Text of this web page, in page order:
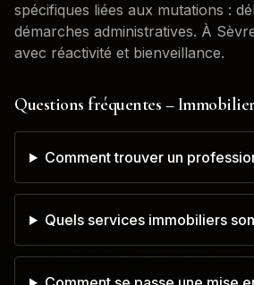
spécifiques liées aux mutations :
démarches administratives. À
avec réactivité et bienveillance.
Questions fréquentes –
Comment trouver un
Quels services immobiliers